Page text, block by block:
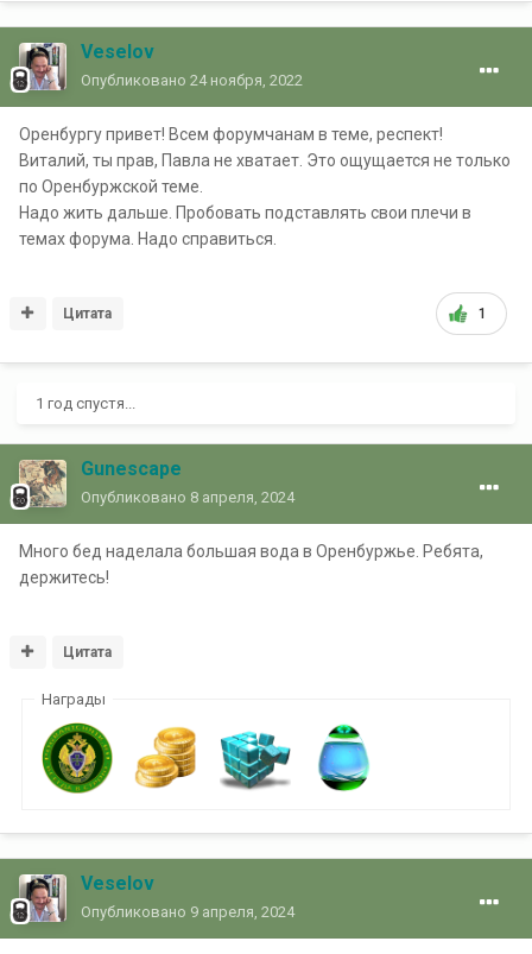
Veselov
Опубликовано 24 ноября, 2022
Оренбургу привет! Всем форумчанам в теме, респект!
Виталий, ты прав, Павла не хватает. Это ощущается не только
по Оренбуржской теме.
Надо жить дальше. Пробовать подставлять свои плечи в
темах форума. Надо справиться.
1
Цитата
1 год спустя...
Gunescape
Опубликовано 8 апреля, 2024
Много бед наделала большая вода в Оренбуржье. Ребята,
держитесь!
Цитата
Награды
Veselov
Опубликовано 9 апреля, 2024